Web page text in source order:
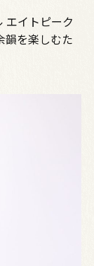
エイトピーク
韻を楽しむた